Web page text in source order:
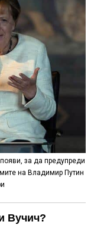
за да предупреди
на Владимир Путин
Вучич?